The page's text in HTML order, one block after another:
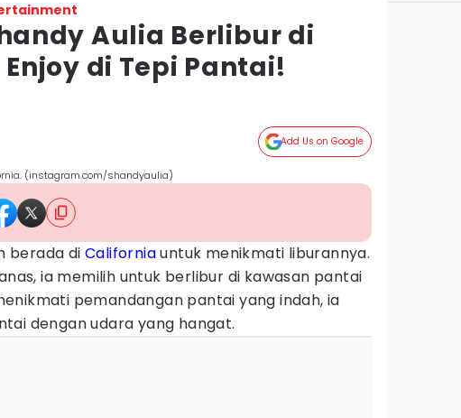
Aulia Berlibur di
di Tepi Pantai!
Add Us on Google
(instagram.com/shandyaulia)
berada diCaliforniauntuk menikmati liburannya.
ia memilih untuk berlibur di kawasan pantai
pemandangan pantai yang indah, ia
dengan udara yang hangat.